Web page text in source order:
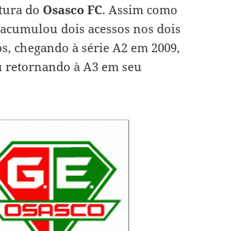
do Osasco FC. Assim como
dois acessos nos dois
chegando à série A2 em 2009,
retornando à A3 em seu